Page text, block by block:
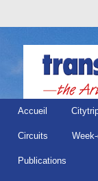
Accueil
Circuits
Publications